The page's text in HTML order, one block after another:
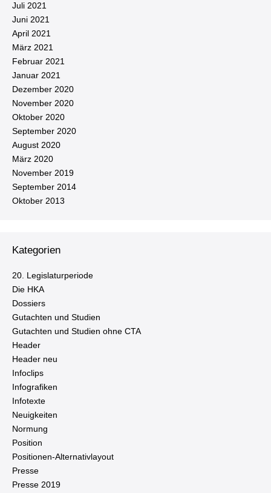
Juli 2021
Juni 2021
April 2021
März 2021
Februar 2021
Januar 2021
Dezember 2020
November 2020
Oktober 2020
September 2020
August 2020
März 2020
November 2019
September 2014
Oktober 2013
Kategorien
20. Le­gis­la­tur­pe­ri­ode
Die HKA
Dossiers
Gutachten und Studien
Gutachten und Studien ohne CTA
Header
Header neu
Infoclips
In­fo­gra­fi­ken
Infotexte
Neu­ig­kei­ten
Normung
Position
Po­si­tio­nen-Al­ter­na­tiv­lay­out
Presse
Presse 2019